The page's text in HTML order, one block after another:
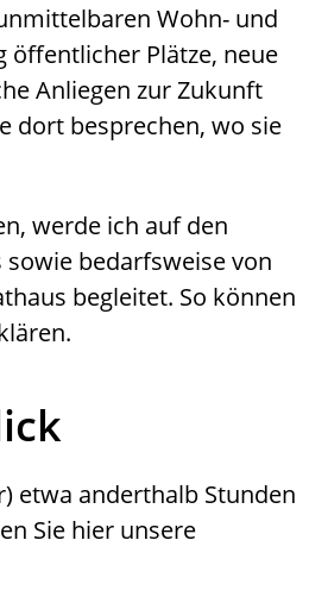
Wohn- und
öffentlicher Plätze, neue
Anliegen zur Zukunft
dort besprechen, wo sie
werde ich auf den
bedarfsweise von
begleitet. So können
etwa anderthalb Stunden
Sie hier unsere